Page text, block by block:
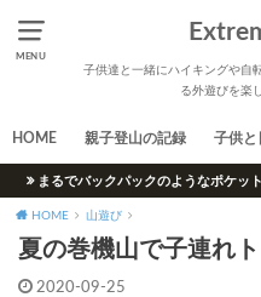
MENU
子供達と一緒にハイキングや自
る外遊びを楽
HOME 親子登山の記録 子供と
まるでバックパックのようなポケッ
HOME 山遊び
夏の巻機山で子連れ
2020-09-25